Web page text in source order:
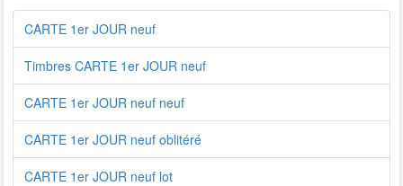
CARTE 1er JOUR neuf
Timbres CARTE 1er JOUR neuf
CARTE 1er JOUR neuf neuf
CARTE 1er JOUR neuf oblitéré
CARTE 1er JOUR neuf lot